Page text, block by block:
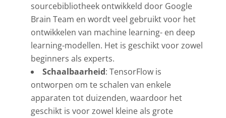
sourcebibliotheek ontwikkeld door Google
Brain Team en wordt veel gebruikt voor het
ontwikkelen van machine learning- en deep
learning-modellen. Het is geschikt voor zowel
beginners als experts.
Schaalbaarheid: TensorFlow is
ontworpen om te schalen van enkele
apparaten tot duizenden, waardoor het
geschikt is voor zowel kleine als grote